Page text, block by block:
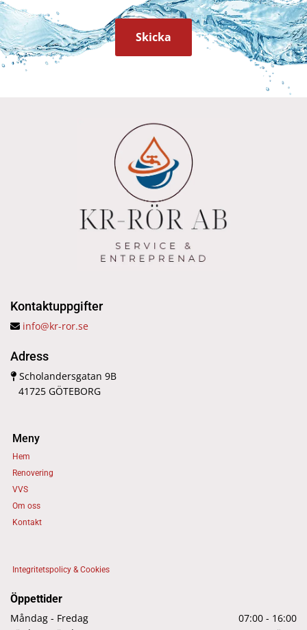
Kontaktuppgifter
 info@kr-ror.se
Adress
 Scholandersgatan 9B
41725 GÖTEBORG
Meny
Hem
Renovering
VVS
Om oss
Kontakt
Integritetspolicy & Cookies
Öppettider
Måndag - Fredag
07:00 - 16:00